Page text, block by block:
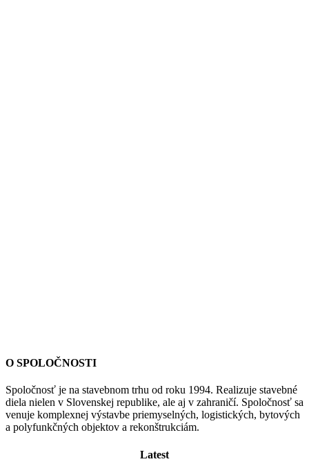
O SPOLOČNOSTI
Spoločnosť je na stavebnom trhu od roku 1994. Realizuje stavebné
diela nielen v Slovenskej republike, ale aj v zahraničí. Spoločnosť sa
venuje komplexnej výstavbe priemyselných, logistických, bytových
a polyfunkčných objektov a rekonštrukciám.
Latest